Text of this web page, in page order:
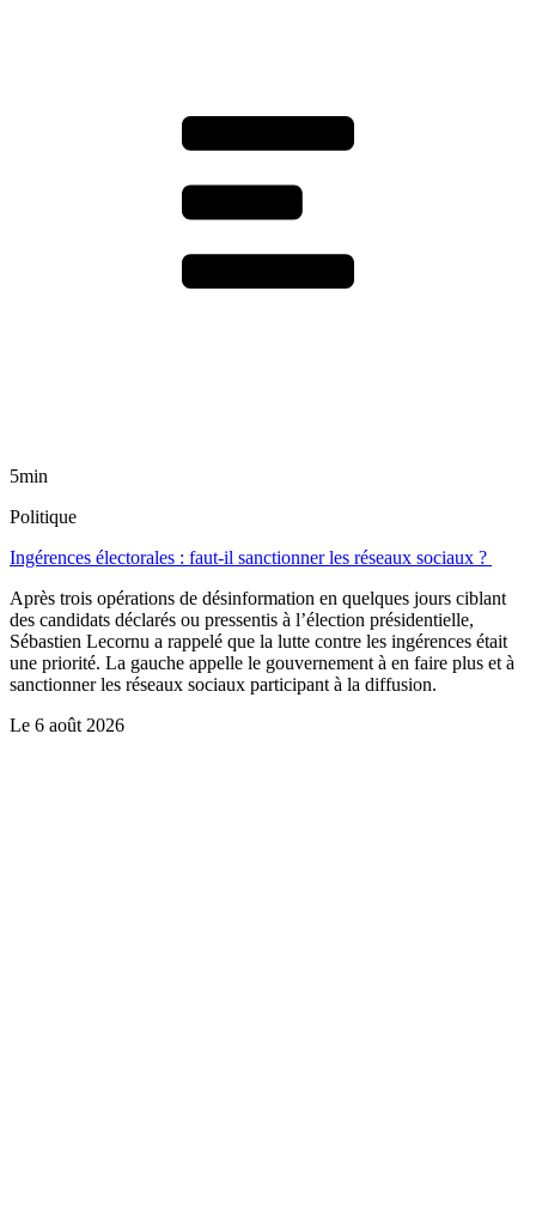
5min
Politique
Ingérences électorales : faut-il sanctionner les réseaux sociaux ?
Après trois opérations de désinformation en quelques jours ciblant
des candidats déclarés ou pressentis à l’élection présidentielle,
Sébastien Lecornu a rappelé que la lutte contre les ingérences était
une priorité. La gauche appelle le gouvernement à en faire plus et à
sanctionner les réseaux sociaux participant à la diffusion.
Le 6 août 2026